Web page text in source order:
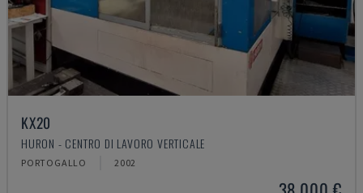
KX20
HURON - CENTRO DI LAVORO VERTICALE
PORTOGALLO 2002